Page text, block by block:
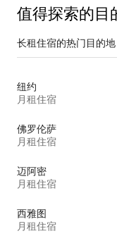
值得探索的目
长租住宿的热门目的地
纽约
月租住宿
佛罗伦萨
月租住宿
迈阿密
月租住宿
西雅图
月租住宿